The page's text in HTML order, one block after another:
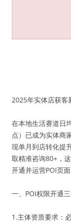
2025年实体店获客
在本地生活赛道日
点）已成为实体商
现单月到店转化提
取精准咨询80+，
开通并运营POI页面
一、POI权限开通
1.主体资质要求：